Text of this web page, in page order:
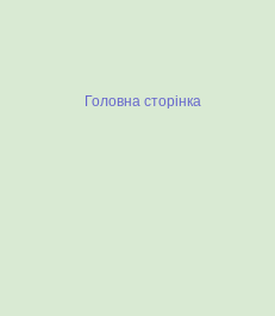
Головна сторінка